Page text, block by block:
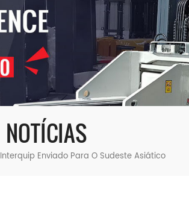
NOTÍCIAS
Interquip Enviado Para O Sudeste Asiático